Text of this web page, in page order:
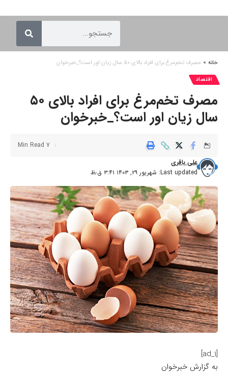
خانه » مصرف تخم‌مرغ برای افراد بالای ۵۰ سال زیان اور است؟_خبرخوان
اقتصاد
مصرف تخم‌مرغ برای افراد بالای ۵۰
سال زیان اور است؟_خبرخوان
Last updated: شهریور ۲۹, ۱۴۰۳ ۳:۴۱ ق٫ظ
علی باقری
7 Min Read
[ad_1]
به گزارش خبرخوان